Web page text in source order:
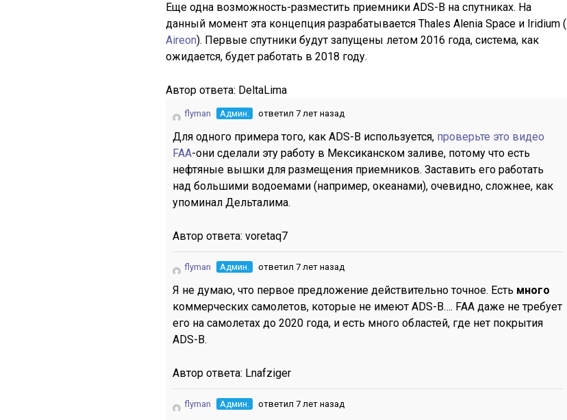
Еще одна возможность-разместить приемники ADS-B на спутниках. На
данный момент эта концепция разрабатывается Thales Alenia Space и Iridium (
Aireon). Первые спутники будут запущены летом 2016 года, система, как
ожидается, будет работать в 2018 году.
Автор ответа: DeltaLima
flyman Админ. ответил 7 лет назад
Для одного примера того, как ADS-B используется, проверьте это видео
FAA-они сделали эту работу в Мексиканском заливе, потому что есть
нефтяные вышки для размещения приемников. Заставить его работать
над большими водоемами (например, океанами), очевидно, сложнее, как
упоминал Дельталима.
Автор ответа: voretaq7
flyman Админ. ответил 7 лет назад
Я не думаю, что первое предложение действительно точное. Есть много
коммерческих самолетов, которые не имеют ADS-B…. FAA даже не требует
его на самолетах до 2020 года, и есть много областей, где нет покрытия
ADS-B.
Автор ответа: Lnafziger
flyman Админ. ответил 7 лет назад